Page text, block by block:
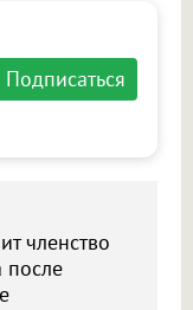
Подписаться
членство
после